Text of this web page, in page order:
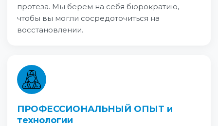
протеза. Мы берем на себя бюрократию,
чтобы вы могли сосредоточиться на
восстановлении.
ПРОФЕССИОНАЛЬНЫЙ ОПЫТ и
технологии